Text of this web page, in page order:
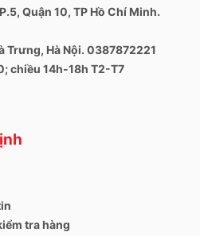
Quận 10, TP Hồ Chí Minh.
Trưng, Hà Nội. 0387872221
chiều 14h-18h T2-T7
tra hàng